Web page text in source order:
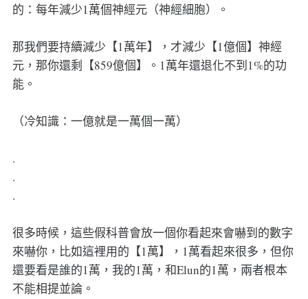
的：每年減少1萬個神經元（神經細胞）。
那我們要持續減少【1萬年】，才減少【1億個】神經
元，那你還剩【859億個】。1萬年還退化不到1%的功
能。
（冷知識：一億就是一萬個一萬）
.
.
.
很多時候，這些假科普會放一個你看起來會嚇到的數字
來嚇你，比如這裡用的【1萬】，1萬看起來很多，但你
還要看是誰的1萬，我的1萬，和Elun的1萬，兩者根本
不能相提並論。